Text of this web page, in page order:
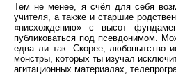
Тем не менее, я счёл для себя
учителя, а также и старшие
«нисхождению» с высот
публиковаться под псевдонимом.
едва ли так. Скорее, любопытство
монстры, которых ты изучал
агитационных материалах,